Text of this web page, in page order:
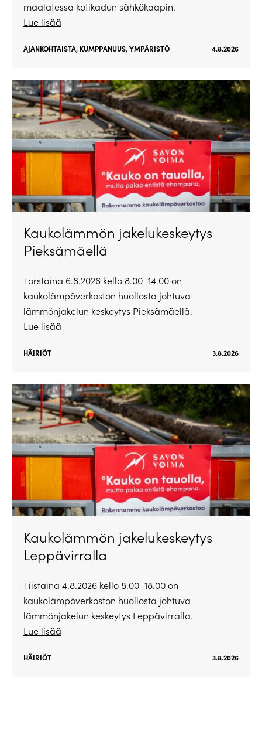
maalatessa kotikadun sähkökaapin.
Lue lisää
AJANKOHTAISTA, KUMPPANUUS,YMPÄRISTÖ 4.8.2026
Kaukolämmön jakelukeskeytys
Pieksämäellä
Torstaina 6.8.2026 kello 8.00–14.00 on
kaukolämpöverkoston huollosta johtuva
lämmönjakelun keskeytys Pieksämäellä.
Lue lisää
HÄIRIÖT 3.8.2026
Kaukolämmön jakelukeskeytys
Leppävirralla
Tiistaina 4.8.2026 kello 8.00–18.00 on
kaukolämpöverkoston huollosta johtuva
lämmönjakelun keskeytys Leppävirralla.
Lue lisää
HÄIRIÖT 3.8.2026